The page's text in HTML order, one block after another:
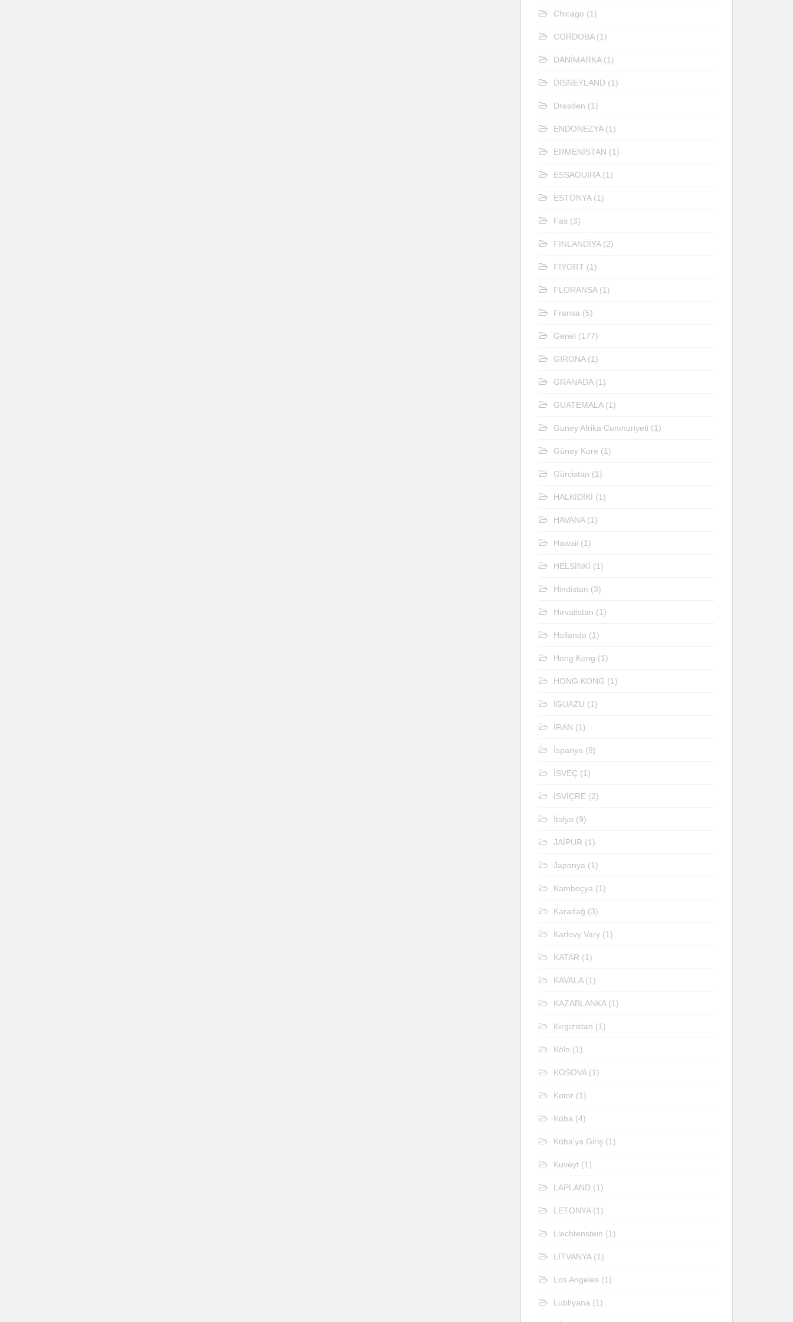
Chicago (1)
CORDOBA(1)
DANİMARKA(1)
DİSNEYLAND (1)
Dresden (1)
ENDONEZYA(1)
ERMENİSTAN (1)
ESSAOUIRA(1)
ESTONYA(1)
Fas (3)
FİNLANDİYA(2)
FİYORT (1)
FLORANSA(1)
Fransa (5)
Genel (177)
GİRONA(1)
GRANADA(1)
GUATEMALA(1)
Guney Afrika Cumhuriyeti (1)
Güney Kore (1)
Gürcistan (1)
HALKİDİKİ (1)
HAVANA(1)
Hawaii (1)
HELSİNKİ (1)
Hindistan (3)
Hırvatistan (1)
Hollanda (1)
Hong Kong (1)
HONG KONG (1)
İGUAZU (1)
İRAN (1)
İspanya (9)
İSVEÇ (1)
İSVİÇRE (2)
İtalya (9)
JAİPUR (1)
Japonya (1)
Kamboçya (1)
Karadağ (3)
Karlovy Vary (1)
KATAR (1)
KAVALA(1)
KAZABLANKA(1)
Kırgızistan (1)
Köln (1)
KOSOVA(1)
Kotor (1)
Küba (4)
Küba'ya Giriş (1)
Kuveyt (1)
LAPLAND (1)
LETONYA(1)
Liechtenstein (1)
LİTVANYA(1)
Los Angeles (1)
Lublıyana (1)